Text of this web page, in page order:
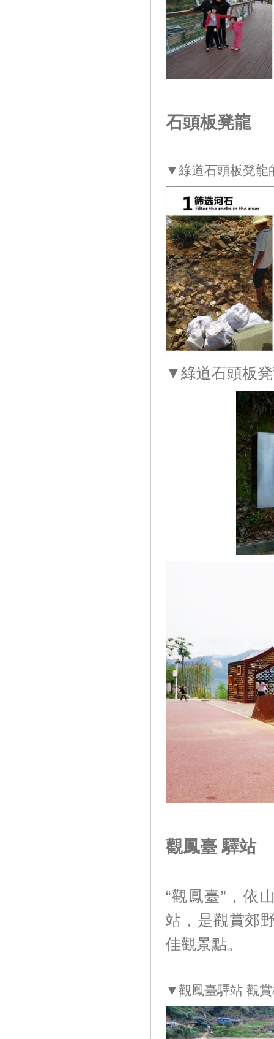
石頭板凳龍
▼綠道石頭板凳龍
▼綠道石頭板
觀鳳臺 驛站
“觀鳳臺”
站，是觀賞
佳觀景點。
▼觀鳳臺驛站 觀